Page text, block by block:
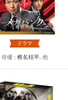
ドラマ
俳優 椎名桔平､他